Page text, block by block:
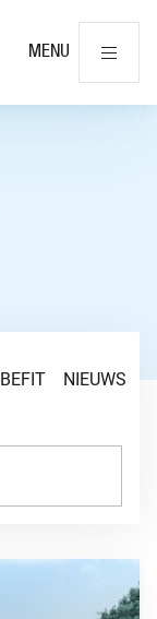
MENU
BEFIT NIEUWS